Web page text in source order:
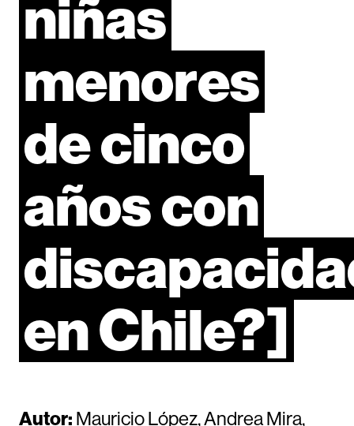
niñas
menores
decinco
añoscon
enChile?]
Autor: Mauricio López, Andrea Mira,